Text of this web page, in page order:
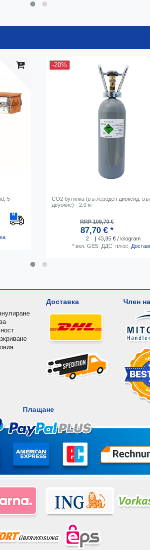
5
-20%
CO2 бутилка (въглероден диоксид,
двуокис) - 2.0 кг
RRP 109,70 €
87,70 € *
2
| 43,85 € / kilogram
* вкл. GES. ДДС. плюс.
Доставка Член
Плащане